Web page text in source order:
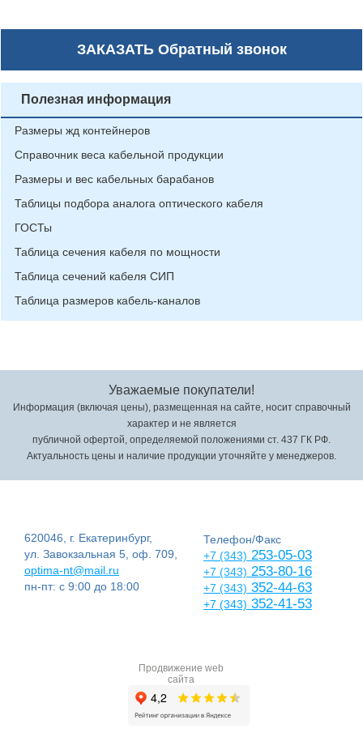
ЗАКАЗАТЬОбратный звонок
Полезная информация
Размеры жд контейнеров
Справочник веса кабельной продукции
Размеры и вес кабельных барабанов
Таблицы подбора аналога оптического кабеля
ГОСТы
Таблица сечения кабеля по мощности
Таблица сечений кабеля СИП
Таблица размеров кабель-каналов
Уважаемые покупатели!
Информация (включая цены), размещенная на сайте, носит справочный
характер и не является
публичной офертой, определяемой положениями ст. 437 ГК РФ.
Актуальность цены и наличие продукции уточняйте у менеджеров.
620046, г. Екатеринбург,
ул. Завокзальная 5, оф. 709,
optima-nt@mail.ru
пн-пт: с 9:00 до 18:00
Телефон/Факс
+7 (343) 253-05-03
+7 (343) 253-80-16
+7 (343) 352-44-63
+7 (343) 352-41-53
Продвижение web
сайта